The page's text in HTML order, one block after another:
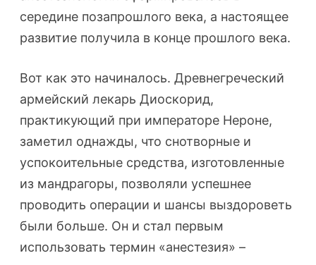
середине позапрошлого века, а настоящее
развитие получила в конце прошлого века.
Вот как это начиналось. Древнегреческий
армейский лекарь Диоскорид,
практикующий при императоре Нероне,
заметил однажды, что снотворные и
успокоительные средства, изготовленные
из мандрагоры, позволяли успешнее
проводить операции и шансы выздороветь
были больше. Он и стал первым
использовать термин «анестезия» –